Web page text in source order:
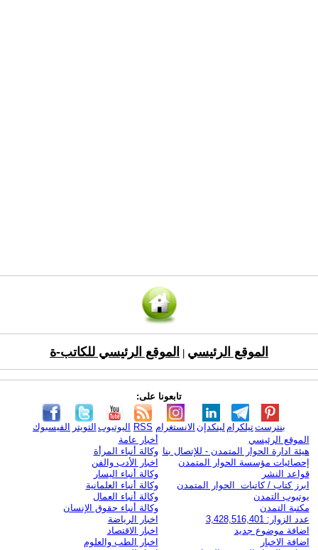
الموقع الرئيسي الموقع الرئيسي للكاتب-ة
تابعونا على:
الفيسبوك التويتر اليوتيوب RSS الانستغرام لينكدإن تيلكرامبنترست
الموقع الرئيسي
هيئة ادارة الحوار المتمدن - للإتصال بنا
إحصائيات مؤسسة الحوار المتمدن
قواعد النشر
ابرز كتاب / كاتبات الحوار المتمدن
يوتيوب التمدن
مكتبة التمدن
عدد الزوار: 3,428,516,401
اضافة موضوع جديد
اضافة الاخبار
أخبار عامة
وكالة أنباء المرأة
اخبار الأدب والفن
وكالة أنباء اليسار
وكالة أنباء العلمانية
وكالة أنباء العمال
وكالة أنباء حقوق الإنسان
اخبار الرياضة
اخبار الاقتصاد
اخبار الطب والعلوم